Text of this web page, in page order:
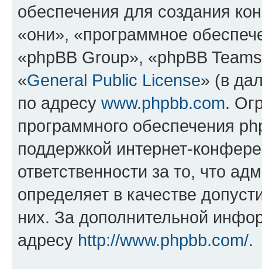
обеспечения для создания
«они», «программное
«phpBB Group», «phpBB
«General Public License» (в
по адресу www.phpbb.com.
программного обеспечения
поддержкой интернет-
ответственности за то, что
определяет в качестве
них. За дополнительной
адресу http://www.phpbb.com/.